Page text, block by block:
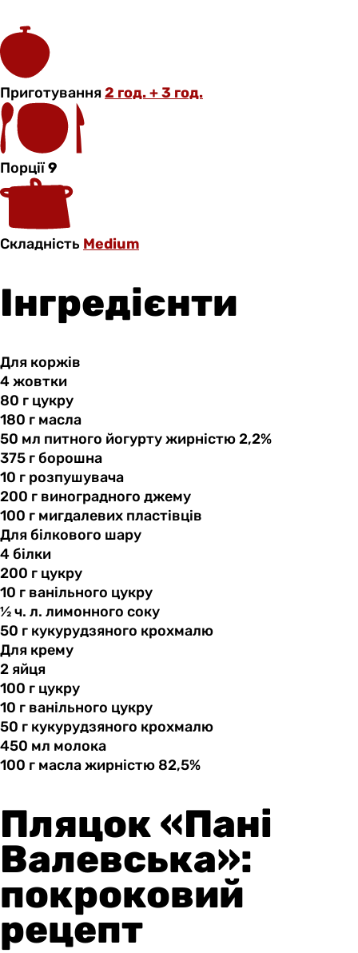
Приготування2 год. + 3 год.
Порції9
Складність Medium
Інгредієнти
Для коржів
4 жовтки
80 г цукру
180 г масла
50 мл питного йогурту жирністю 2,2%
375 г борошна
10 г розпушувача
200 г виноградного джему
100 г мигдалевих пластівців
Для білкового шару
4 білки
200 г цукру
10 г ванільного цукру
½ ч. л. лимонного соку
50 г кукурудзяного крохмалю
Для крему
2 яйця
100 г цукру
10 г ванільного цукру
50 г кукурудзяного крохмалю
450 мл молока
100 г маслажирністю 82,5%
Пляцок «Пані
Валевська»:
покроковий
рецепт